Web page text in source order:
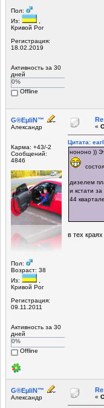
Пол:
Из:
Кривой Рог
Регистрация:
18.02.2019
Активность за 30
дней
0%
Offline
G®EµliN™
Александр
Карма: +43/-2
Сообщений:
4846
Пол:
Возраст: 38
Из:
Кривой Рог
Регистрация:
09.11.2011
Активность за 30
дней
0%
Offline
«
Цитата:
нононо ))
дизелем
и кстати
44
в тех
G®EµliN™
Александр «